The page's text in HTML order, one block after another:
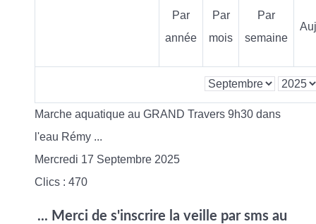
Par
année
Par
mois
Par
semaine
Marche aquatique au GRAND Travers 9h30 dans
l'eau Rémy ...
Mercredi 17 Septembre 2025
Clics : 470
... Merci de s'inscrire la veille par sms au